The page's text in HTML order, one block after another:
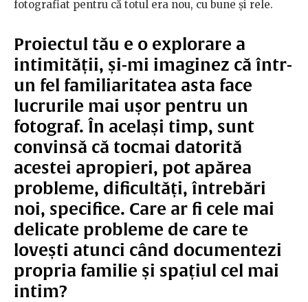
fotografiat pentru că totul era nou, cu bune și rele.
Proiectul tău e o explorare a
intimității, și-mi imaginez că într-
un fel familiaritatea asta face
lucrurile mai ușor pentru un
fotograf. În același timp, sunt
convinsă că tocmai datorită
acestei apropieri, pot apărea
probleme, dificultăți, întrebări
noi, specifice. Care ar fi cele mai
delicate probleme de care te
lovești atunci când documentezi
propria familie și spațiul cel mai
intim?